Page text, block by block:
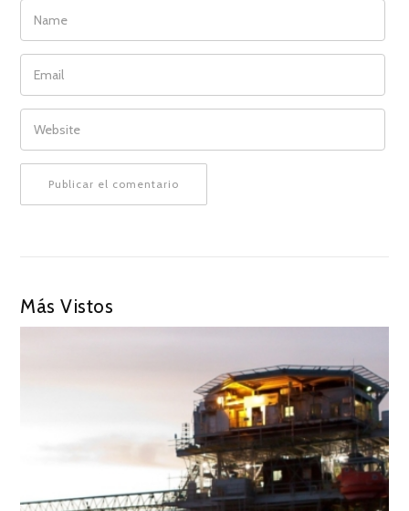
NAME
EMAIL
WEBSITE
Más Vistos